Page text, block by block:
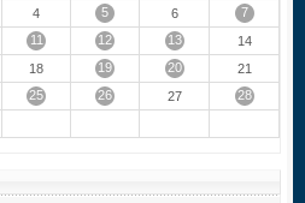
4 5 6
7
11 12 13
14
18 19 20
21
25 26 27
28